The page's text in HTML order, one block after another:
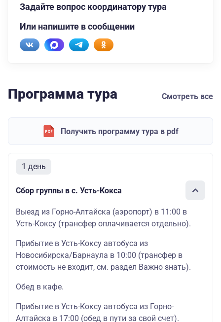
Задайте вопрос координатору тура
Или напишите в сообщении
Программа тура Смотреть все
Получить программу тура в pdf
1 день
Сбор группы в с. Усть-Кокса
Выезд из Горно-Алтайска (аэропорт) в 11:00 в
Усть-Коксу (трансфер оплачивается отдельно).
Прибытие в Усть-Коксу автобуса из
Новосибирска/Барнаула в 10:00 (трансфер в
стоимость не входит, см. раздел Важно знать).
Обед в кафе.
Прибытие в Усть-Коксу автобуса из Горно-
Алтайска в 17:00 (обед в пути за свой счет).